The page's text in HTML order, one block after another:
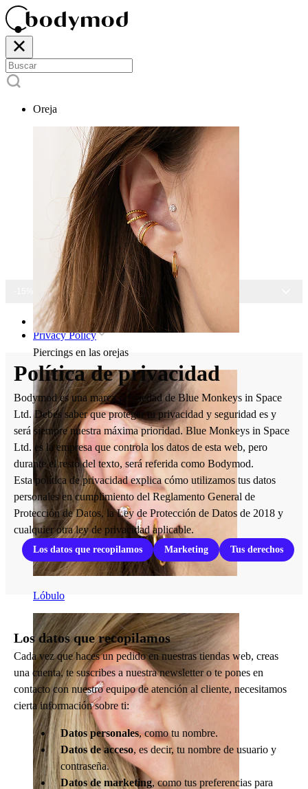
Oreja
Piercings en las orejas
Lóbulo
-15% EN TODAS LAS JOYAS
Inicio
Privacy Policy
Política de privacidad
Bodymod es una marca propiedad de Blue Monkeys in Space
Ltd. Debes saber que proteger tu privacidad y seguridad es y
será siempre nuestra máxima prioridad. Blue Monkeys in Space
Ltd. es la empresa que controla los datos de esta web, pero
durante el resto del texto, será referida como Bodymod.
Esta política de privacidad explica cómo utilizamos tus datos
personales en cumplimiento del Reglamento General de
Protección de Datos, la Ley de Protección de Datos de 2018 y
cualquier otra ley de privacidad aplicable.
Los datos que recopilamos Marketing Tus derechos
Los datos que recopilamos
Cada vez que haces un pedido en nuestras tiendas web, creas
una cuenta, te suscribes a nuestra newsletter o te pones en
contacto con nuestro equipo de atención al cliente, necesitamos
cierta información sobre ti:
Datos personales, como tu nombre.
Datos de acceso, es decir, tu nombre de usuario y
contraseña.
Datos de marketing, como tus preferencias para